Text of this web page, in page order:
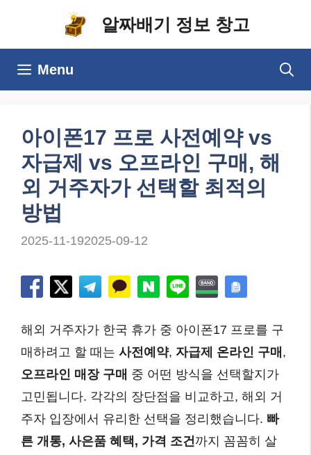
알짜배기 정보 창고
Menu
아이폰17 프로 사전예약 vs
자급제 vs 오프라인 구매, 해
외 거주자가 선택할 최적의
방법
2025-11-192025-09-12
해외 거주자가 한국 휴가 중 아이폰17 프로를 구
매하려고 할 때는 사전예약, 자급제 온라인 구매 ,
오프라인 매장 구매 중 어떤 방식을 선택할지가
고민됩니다. 각각의 장단점을 비교하고, 해외 거
주자 입장에서 유리한 선택을 정리했습니다. 빠
른 개통, 사은품 혜택, 가격 조건까지 꼼꼼히 살